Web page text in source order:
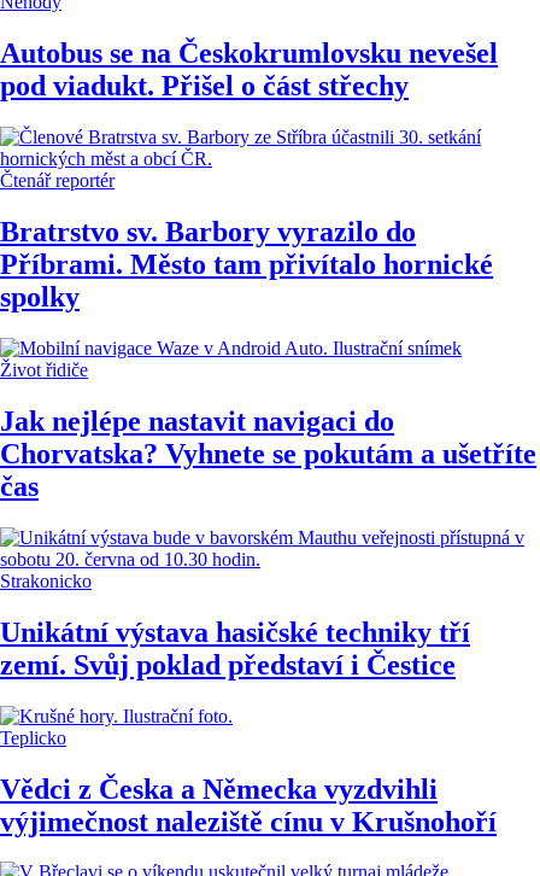
Autobus se na Českokrumlovsku nevešel
pod viadukt. Přišel o část střechy
Čtenář reportér
Bratrstvo sv. Barbory vyrazilo do
Příbrami. Město tam přivítalo hornické
spolky
Život řidiče
Jak nejlépe nastavit navigaci do
Chorvatska? Vyhnete se pokutám a ušetříte
čas
Strakonicko
Unikátní výstava hasičské techniky tří
zemí. Svůj poklad představí i Čestice
Teplicko
Vědci z Česka a Německa vyzdvihli
výjimečnost naleziště cínu v Krušnohoří